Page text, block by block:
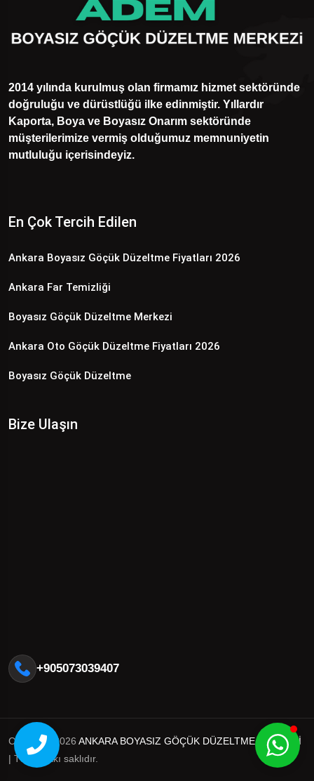
2014 yılında kurulmuş olan firmamız hizmet sektöründe
doğruluğu ve dürüstlüğü ilke edinmiştir. Yıllardır
Kaporta, Boya ve Boyasız Onarım sektöründe
müşterilerimize vermiş olduğumuz memnuniyetin
mutluluğu içerisindeyiz.
En Çok Tercih Edilen
Ankara Boyasız Göçük Düzeltme Fiyatları 2026
Ankara Far Temizliği
Boyasız Göçük Düzeltme Merkezi
Ankara Oto Göçük Düzeltme Fiyatları 2026
Boyasız Göçük Düzeltme
Bize Ulaşın
+905073039407
Copyright 2026 ANKARA BOYASIZ GÖÇÜK DÜZELTME MERKEZİ
| Tüm hakkı saklıdır.